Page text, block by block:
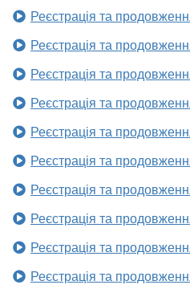
Реєстрація та
Реєстрація та
Реєстрація та
Реєстрація та
Реєстрація та
Реєстрація та
Реєстрація та
Реєстрація та
Реєстрація та
Реєстрація та